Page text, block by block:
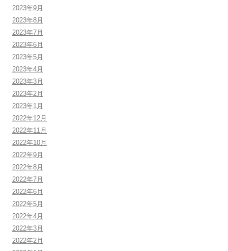
2023年9月
2023年8月
2023年7月
2023年6月
2023年5月
2023年4月
2023年3月
2023年2月
2023年1月
2022年12月
2022年11月
2022年10月
2022年9月
2022年8月
2022年7月
2022年6月
2022年5月
2022年4月
2022年3月
2022年2月